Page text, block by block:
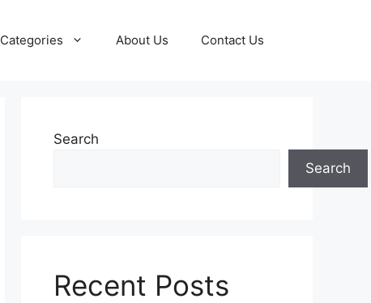
Categories About Us Contact Us
Search
Search
Recent Posts